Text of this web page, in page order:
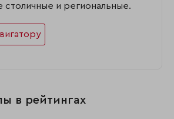
столичные и региональные.
в рейтингах